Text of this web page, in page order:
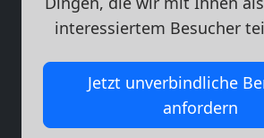
interessiertem Besucher
Jetzt unverbindliche
anfordern